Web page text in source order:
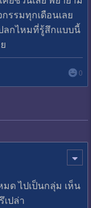
รรมทุกเดือนเลย
ลกไหมที่รู้สึกแบบนี้
0
มด ไปเป็นกลุ่ม เห็น
ปล่า